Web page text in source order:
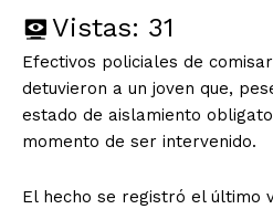
Vistas: 31
Efectivos policiales de
detuvieron a un joven que,
estado de aislamiento
momento de ser intervenido.
El hecho se registró el último